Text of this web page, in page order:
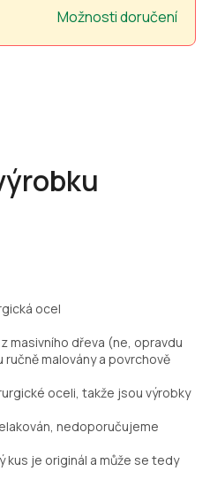
Možnosti doručení
ocel
masivního dřeva (ne, opravdu
malovány a povrchově
oceli, takže jsou výrobky
nedoporučujeme
kus je originál a může se tedy